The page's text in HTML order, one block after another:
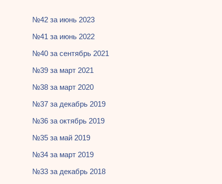
№42 за июнь 2023
№41 за июнь 2022
№40 за сентябрь 2021
№39 за март 2021
№38 за март 2020
№37 за декабрь 2019
№36 за октябрь 2019
№35 за май 2019
№34 за март 2019
№33 за декабрь 2018